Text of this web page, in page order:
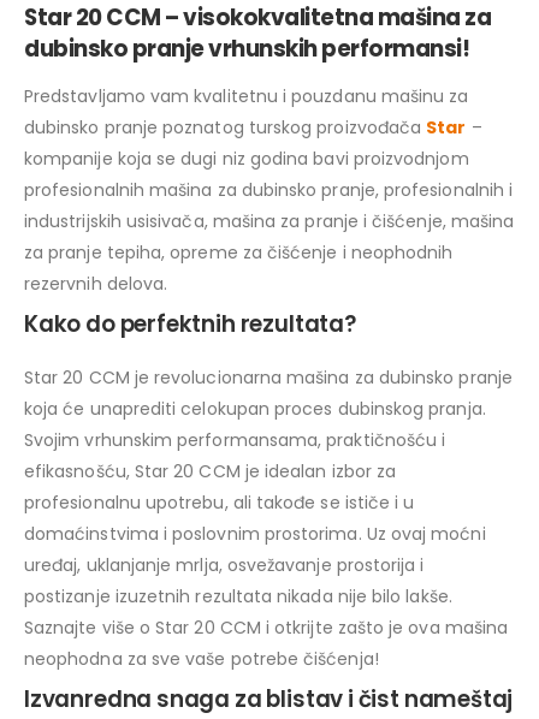
Star 20 CCM – visokokvalitetna mašina za
dubinsko pranje vrhunskih performansi!
Predstavljamo vam kvalitetnu i pouzdanu mašinu za
dubinsko pranje poznatog turskog proizvođača Star –
kompanije koja se dugi niz godina bavi proizvodnjom
profesionalnih mašina za dubinsko pranje, profesionalnih i
industrijskih usisivača, mašina za pranje i čišćenje, mašina
za pranje tepiha, opreme za čišćenje i neophodnih
rezervnih delova.
Kako do perfektnih rezultata?
Star 20 CCM je revolucionarna mašina za dubinsko pranje
koja će unaprediti celokupan proces dubinskog pranja.
Svojim vrhunskim performansama, praktičnošću i
efikasnošću, Star 20 CCM je idealan izbor za
profesionalnu upotrebu, ali takođe se ističe i u
domaćinstvima i poslovnim prostorima. Uz ovaj moćni
uređaj, uklanjanje mrlja, osvežavanje prostorija i
postizanje izuzetnih rezultata nikada nije bilo lakše.
Saznajte više o Star 20 CCM i otkrijte zašto je ova mašina
neophodna za sve vaše potrebe čišćenja!
Izvanredna snaga za blistav i čist nameštaj